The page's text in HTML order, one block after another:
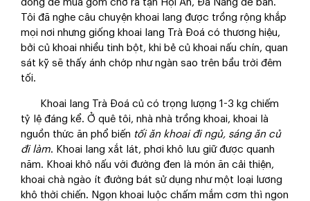
đồng để mua gom chở ra tận Hội An, Đà Nẵng để bán.
Tôi đã nghe câu chuyện khoai lang được trồng rộng khắp
mọi nơi nhưng giống khoai lang Trà Đoá có thương hiệu,
bởi củ khoai nhiều tinh bột, khi bẻ củ khoai nấu chín, quan
sát kỹ sẽ thấy ánh chớp như ngàn sao trên bầu trời đêm
tối.
Khoai lang Trà Đoá củ có trọng lượng 1-3 kg chiếm
tỷ lệ đáng kể. Ở quê tôi, nhà nhà trồng khoai, khoai là
nguồn thức ăn phổ biến tối ăn khoai đi ngủ, sáng ăn củ
đi làm. Khoai lang xắt lát, phơi khô lưu giữ được quanh
năm. Khoai khô nấu với đường đen là món ăn cải thiện,
khoai chà ngào ít đường bát sử dụng như một loại lương
khô thời chiến. Ngọn khoai luộc chấm mắm cơm thì ngon